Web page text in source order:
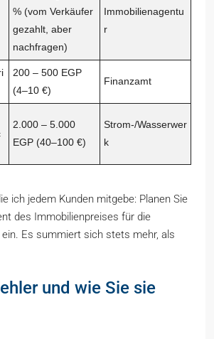
% (vom Verkäufer
gezahlt, aber
nachfragen)
Immobilienagentu
r
200 – 500 EGP
(4–10 €)
Finanzamt
2.000 – 5.000
EGP (40–100 €)
Strom‑/Wasserwer
k
ich jedem Kunden mitgebe: Planen Sie
des Immobilienpreises für die
Es summiert sich stets mehr, als
und wie Sie sie